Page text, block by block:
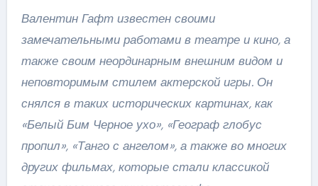
Валентин Гафт известен своими
замечательными работами в театре и кино, а
также своим неординарным внешним видом и
неповторимым стилем актерской игры. Он
снялся в таких исторических картинах, как
«Белый Бим Черное ухо», «Географ глобус
пропил», «Танго с ангелом», а также во многих
других фильмах, которые стали классикой